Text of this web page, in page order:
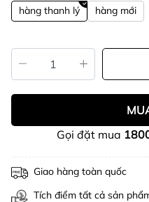
hàng thanh lý
hàng mới
Gọi đặt mua
Giao hàng toàn quốc
Tích điểm tất cả sản